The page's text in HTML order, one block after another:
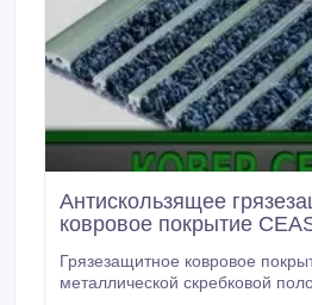
Антискользящее
ковровое покрытие
Грязезащитное ковровое
металлической скребковой